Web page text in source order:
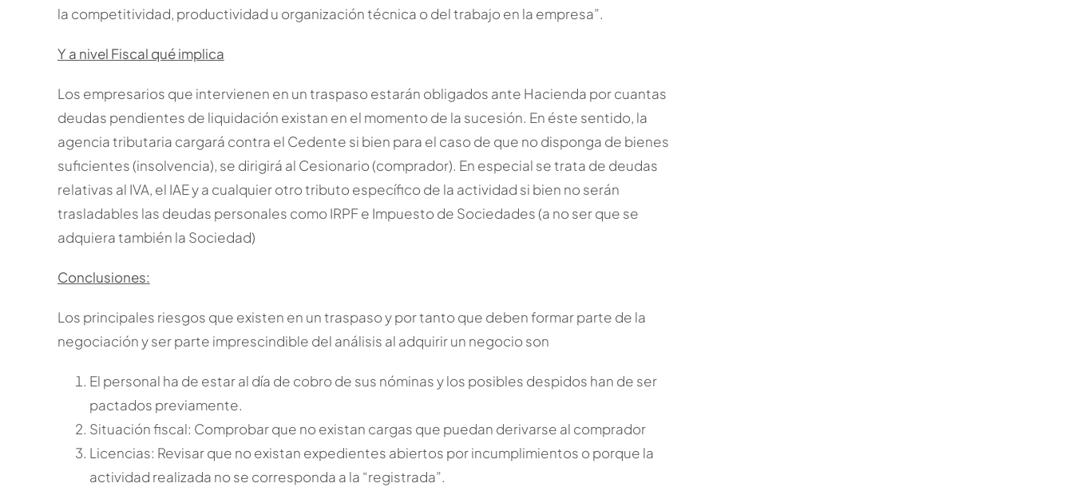
la competitividad, productividad u organización técnica o del trabajo en la empresa”.
Y a nivel Fiscal qué implica
Los empresarios que intervienen en un traspaso estarán obligados ante Hacienda por cuantas
deudas pendientes de liquidación existan en el momento de la sucesión. En éste sentido, la
agencia tributaria cargará contra el Cedente si bien para el caso de que no disponga de bienes
suficientes (insolvencia), se dirigirá al Cesionario (comprador). En especial se trata de deudas
relativas al IVA, el IAE y a cualquier otro tributo específico de la actividad si bien no serán
trasladables las deudas personales como IRPF e Impuesto de Sociedades (a no ser que se
adquiera también la Sociedad)
Conclusiones:
Los principales riesgos que existen en un traspaso y por tanto que deben formar parte de la
negociación y ser parte imprescindible del análisis al adquirir un negocio son
El personal ha de estar al día de cobro de sus nóminas y los posibles despidos han de ser
pactados previamente.
Situación fiscal: Comprobar que no existan cargas que puedan derivarse al comprador
Licencias: Revisar que no existan expedientes abiertos por incumplimientos o porque la
actividad realizada no se corresponda a la “registrada”.